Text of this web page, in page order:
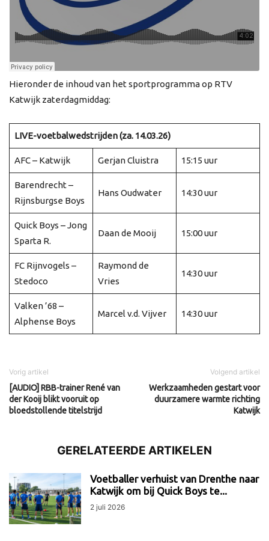
Hieronder de inhoud van het sportprogramma op RTV
Katwijk zaterdagmiddag:
LIVE-voetbalwedstrijden (za. 14.03.26)
AFC – Katwijk Gerjan Cluistra 15:15 uur
Barendrecht –
Rijnsburgse Boys
Hans Oudwater 14:30 uur
Quick Boys – Jong
Sparta R.
Daan de Mooij 15:00 uur
FC Rijnvogels –
Stedoco
Raymond de
Vries
14:30 uur
Valken ’68 –
Alphense Boys
Marcel v.d. Vijver 14:30 uur
Vorig artikel
[AUDIO] RBB-trainer René van
der Kooij blikt vooruit op
bloedstollende titelstrijd
Volgend artikel
Werkzaamheden gestart voor
duurzamere warmte richting
Katwijk
GERELATEERDE ARTIKELEN
Voetballer verhuist van Drenthe naar
Katwijk om bij Quick Boys te...
2 juli 2026